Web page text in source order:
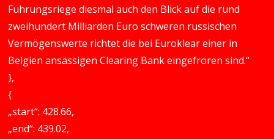
Führungsriege diesmal auch den Blick auf die rund
zweihundert Milliarden Euro schweren russischen
Vermögenswerte richtet die bei Euroklear einer in
Belgien ansässigen Clearing Bank eingefroren sind.“
},
{
„start“: 428.66,
„end“: 439.02,